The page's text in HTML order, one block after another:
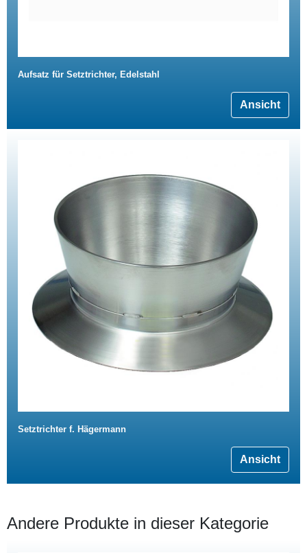
Aufsatz für Setztrichter, Edelstahl
Ansicht
Setztrichter f. Hägermann
Ansicht
Andere Produkte in dieser Kategorie